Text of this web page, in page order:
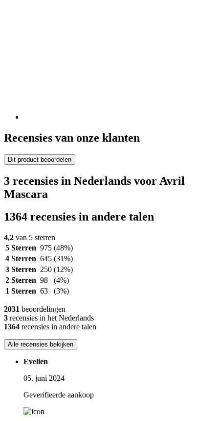
Recensies van onze klanten
Dit product beoordelen
3 recensies in Nederlands voor Avril
Mascara
1364 recensies in andere talen
4,2 van 5 sterren
5 Sterren 975 (48%)
4 Sterren 645 (31%)
3 Sterren 250 (12%)
2 Sterren 98
(4%)
1 Sterren 63 (3%)
2031 beoordelingen
3 recensies in het Nederlands
1364 recensies in andere talen
Alle recensies bekijken
Evelien
05. juni 2024
Geverifieerde aankoop